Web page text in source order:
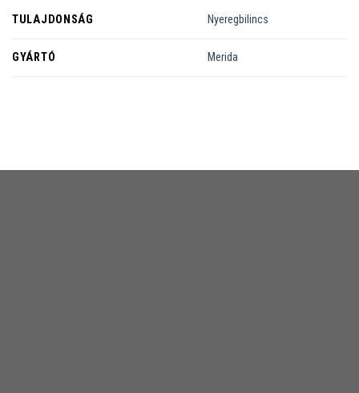
TULAJDONSÁG Nyeregbilincs
GYÁRTÓ Merida